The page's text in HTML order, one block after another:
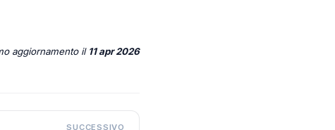
aggiornamentoil 11 apr 2026
SUCCESSIVO